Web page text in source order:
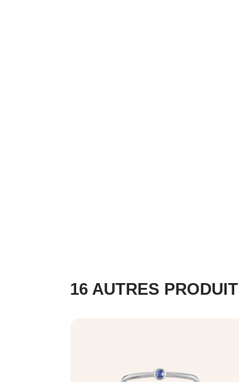
16 AUTRES